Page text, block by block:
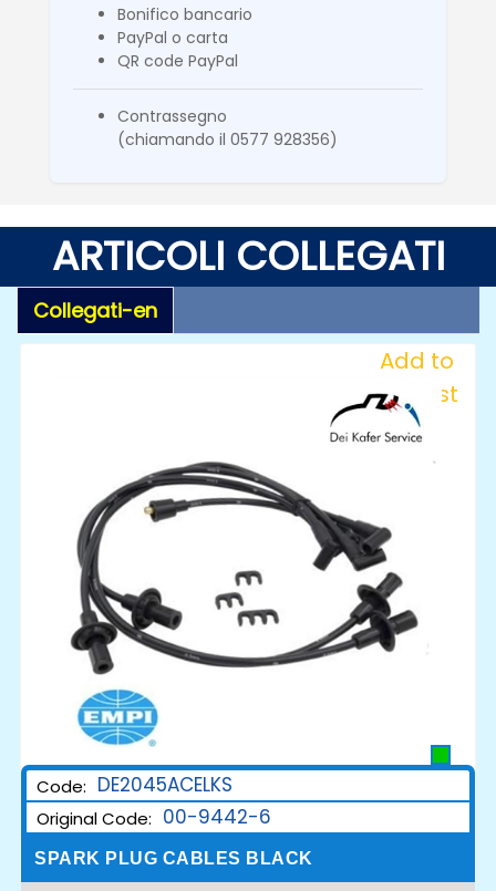
Bonifico bancario
PayPal o carta
QR code PayPal
Contrassegno
(chiamando il 0577 928356)
ARTICOLI COLLEGATI
Collegati-en
Add to
Wishlist
Code: DE2045ACELKS
Original Code: 00-9442-6
SPARK PLUG CABLES BLACK